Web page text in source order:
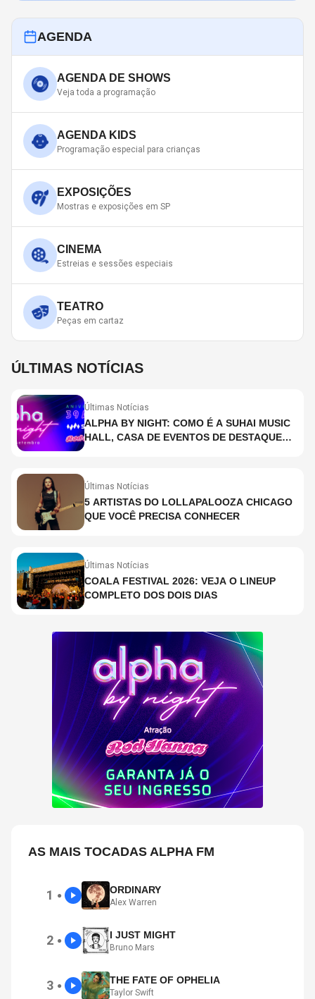
AGENDA
AGENDA DE SHOWS
Veja toda a programação
AGENDA KIDS
Programação especial para crianças
EXPOSIÇÕES
Mostras e exposições em SP
CINEMA
Estreias e sessões especiais
TEATRO
Peças em cartaz
ÚLTIMAS NOTÍCIAS
Últimas Notícias
ALPHA BY NIGHT: COMO É A SUHAI MUSIC
HALL, CASA DE EVENTOS DE DESTAQUE
Últimas Notícias
5 ARTISTAS DO LOLLAPALOOZA CHICAGO
QUE VOCÊ PRECISA CONHECER
Últimas Notícias
COALA FESTIVAL 2026: VEJA O LINEUP
COMPLETO DOS DOIS DIAS
AS MAIS TOCADAS ALPHA FM
1 ● ORDINARY
Alex Warren
2 ● I JUST MIGHT
Bruno Mars
3 ● THE FATE OF OPHELIA
Taylor Swift